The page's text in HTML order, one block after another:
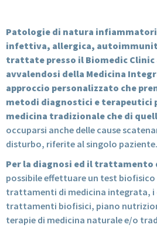
Patologie di natura
infettiva, allergica,
trattate presso il Biomedic Clinic
avvalendosi della Medicina
approccio personalizzato che
metodi diagnostici e terapeutici
medicina tradizionale che di
occuparsi anche delle cause
disturbo, riferite al singolo paziente.
Per la diagnosi ed il trattamento
possibile effettuare un test
trattamenti di medicina integrata, i
trattamenti biofisici, piano
terapie di medicina naturale e/o